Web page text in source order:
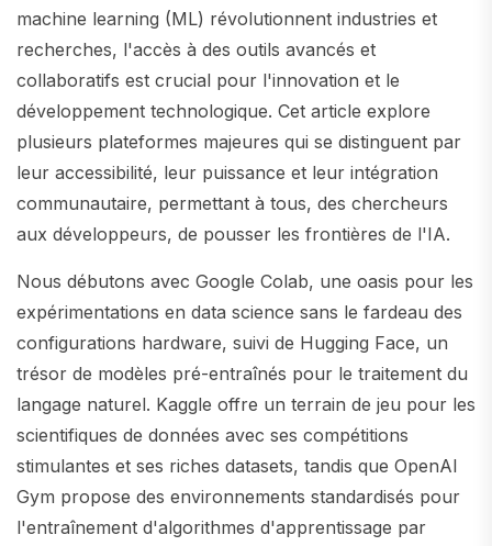
machine learning (ML) révolutionnent industries et
recherches, l'accès à des outils avancés et
collaboratifs est crucial pour l'innovation et le
développement technologique. Cet article explore
plusieurs plateformes majeures qui se distinguent par
leur accessibilité, leur puissance et leur intégration
communautaire, permettant à tous, des chercheurs
aux développeurs, de pousser les frontières de l'IA.
Nous débutons avec Google Colab, une oasis pour les
expérimentations en data science sans le fardeau des
configurations hardware, suivi de Hugging Face, un
trésor de modèles pré-entraînés pour le traitement du
langage naturel. Kaggle offre un terrain de jeu pour les
scientifiques de données avec ses compétitions
stimulantes et ses riches datasets, tandis que OpenAI
Gym propose des environnements standardisés pour
l'entraînement d'algorithmes d'apprentissage par